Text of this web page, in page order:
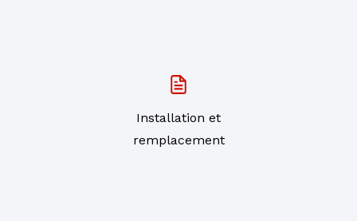
Installation et
remplacement